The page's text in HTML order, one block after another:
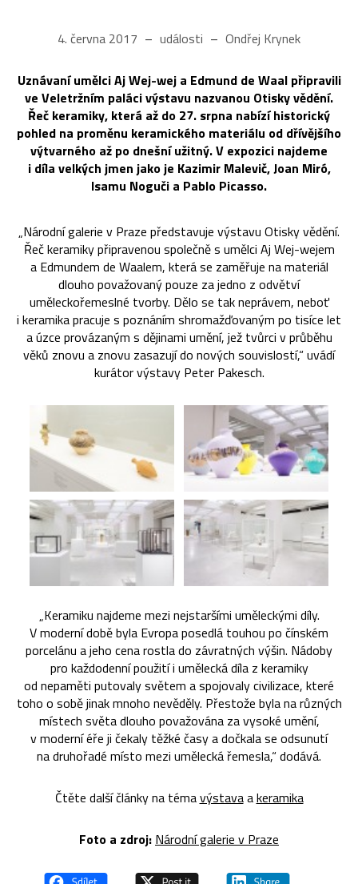
4. června 2017 události Ondřej Krynek
Uznávaní umělci Aj Wej-wej a Edmund de Waal připravili
ve Veletržním paláci výstavu nazvanou Otisky vědění.
Řeč keramiky, která až do 27. srpna nabízí historický
pohled na proměnu keramického materiálu od dřívějšího
výtvarného až po dnešní užitný. V expozici najdeme
i díla velkých jmen jako je Kazimir Malevič, Joan Miró,
Isamu Noguči a Pablo Picasso.
„Národní galerie v Praze představuje výstavu Otisky vědění.
Řeč keramiky připravenou společně s umělci Aj Wej-wejem
a Edmundem de Waalem, která se zaměřuje na materiál
dlouho považovaný pouze za jedno z odvětví
uměleckořemeslné tvorby. Dělo se tak neprávem, neboť
i keramika pracuje s poznáním shromažďovaným po tisíce let
a úzce provázaným s dějinami umění, jež tvůrci v průběhu
věků znovu a znovu zasazují do nových souvislostí,“ uvádí
kurátor výstavy Peter Pakesch.
„Keramiku najdeme mezi nejstaršími uměleckými díly.
V moderní době byla Evropa posedlá touhou po čínském
porcelánu a jeho cena rostla do závratných výšin. Nádoby
pro každodenní použití i umělecká díla z keramiky
od nepaměti putovaly světem a spojovaly civilizace, které
toho o sobě jinak mnoho nevěděly. Přestože byla na různých
místech světa dlouho považována za vysoké umění,
v moderní éře ji čekaly těžké časy a dočkala se odsunutí
na druhořadé místo mezi umělecká řemesla,“ dodává.
Čtěte další články na témavýstavaakeramika
Foto a zdroj: Národní galerie v Praze